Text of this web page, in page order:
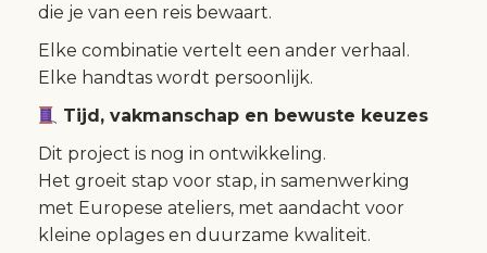
die je van een reis bewaart.
Elke combinatie vertelt een ander verhaal.
Elke handtas wordt persoonlijk.
Tijd, vakmanschap en bewuste keuzes
Dit project is nog in ontwikkeling.
Het groeit stap voor stap, in samenwerking
met Europese ateliers, met aandacht voor
kleine oplages en duurzame kwaliteit.